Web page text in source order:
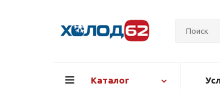
Каталог